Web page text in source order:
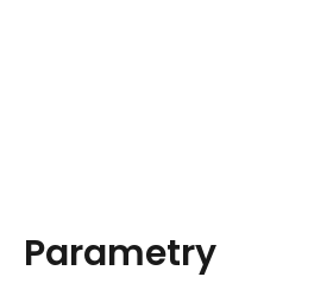
Parametry